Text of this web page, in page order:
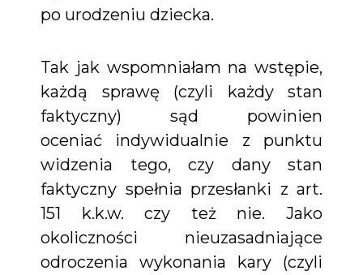
po urodzeniu dziecka.
Tak jak wspomniałam na wstępie,
każdą sprawę (czyli każdy stan
faktyczny) sąd powinien
oceniać indywidualnie z punktu
widzenia tego, czy dany stan
faktyczny spełnia przesłanki z art.
151 k.k.w. czy też nie. Jako
okoliczności nieuzasadniające
odroczenia wykonania kary (czyli